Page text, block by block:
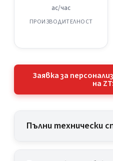
ac/час
ПРОИЗВОДИТЕЛНОСТ
Заявка за
на
Пълни технически